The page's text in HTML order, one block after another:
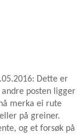
Dette er
posten ligger
merka ei rute
på greiner.
og et forsøk på